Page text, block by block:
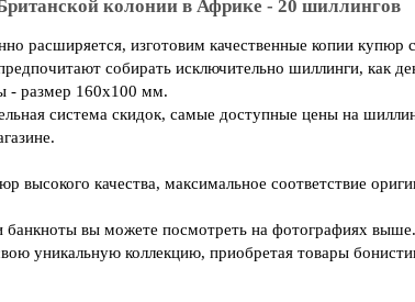
колонии в Африке - 20 шиллингов
расширяется, изготовим качественные копии
собирать исключительно шиллинги, как
- размер 160х100 мм.
система скидок, самые доступные цены на
высокого качества, максимальное соответствие
банкноты вы можете посмотреть на фотографиях выше.
уникальную коллекцию, приобретая товары